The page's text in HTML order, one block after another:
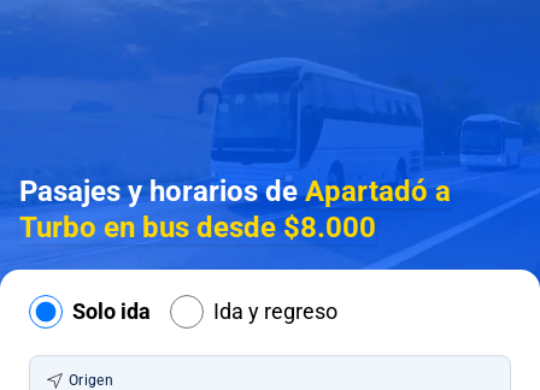
Pasajes y horarios deApartadó a
Turbo en bus desde $8.000
Solo ida Ida y regreso
Origen